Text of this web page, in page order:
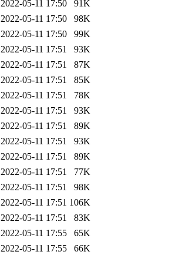
2022-05-11 17:50
91K
2022-05-11 17:50
98K
2022-05-11 17:50
99K
2022-05-11 17:51
93K
2022-05-11 17:51
87K
2022-05-11 17:51
85K
2022-05-11 17:51
78K
2022-05-11 17:51
93K
2022-05-11 17:51
89K
2022-05-11 17:51
93K
2022-05-11 17:51
89K
2022-05-11 17:51
77K
2022-05-11 17:51
98K
2022-05-11 17:51 106K
2022-05-11 17:51
83K
2022-05-11 17:55
65K
2022-05-11 17:55
66K